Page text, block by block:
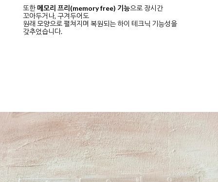
또한 메모리 프리(memory free) 기능으로 장시간
꼬아두거나, 구겨두어도
원래 모양으로 펼쳐지며 복원되는 하이 테크닉 기능성을
갖추었습니다.